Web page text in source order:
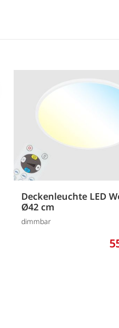
Deckenleuchte LED
Ø42 cm
dimmbar